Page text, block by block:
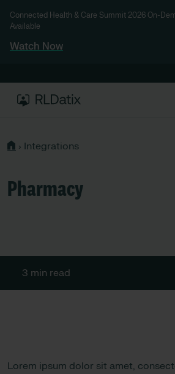
Connected Health & Care Summit 2026 On-
Available
Watch Now
› Integrations
Pharmacy
3 min read
Lorem ipsum dolor sit amet,